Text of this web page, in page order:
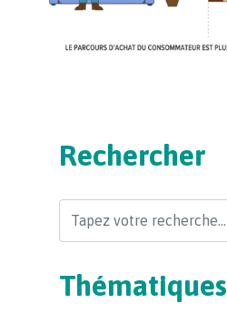
Rechercher
Thématiques